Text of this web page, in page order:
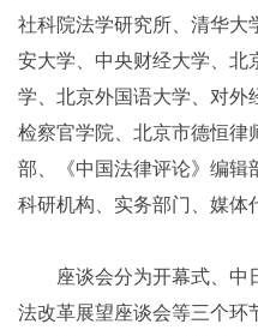
社科院法学研究所、清华大
安大学、中央财经大学、北
学、北京外国语大学、对外
检察官学院、北京市德恒律
部、《中国法律评论》编辑
科研机构、实务部门、媒体
座谈会分为开幕式、中
法改革展望座谈会等三个环